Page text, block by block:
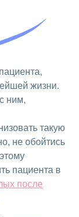
жизни.
ним,
такую
не обойтись
пациента в
после